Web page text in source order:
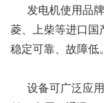
发电机使用品牌
菱、上柴等进口国
稳定可靠、故障低
设备可广泛应用